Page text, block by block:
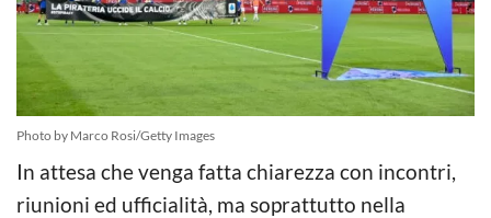
Photo by Marco Rosi/Getty Images
In attesa che venga fatta chiarezza con incontri,
riunioni ed ufficialità, ma soprattutto nella